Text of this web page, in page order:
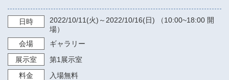
日時 2022/10/11 (火)～ 2022/10/16(日) （10:00~18:00 開
場）
会場
ギャラリー
展示室
第1展示室
料金
入場無料